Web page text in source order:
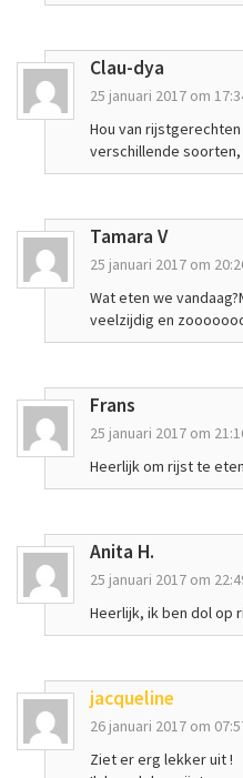
Clau-dya
25 januari 2017 om
Hou van
verschillende
Tamara V
25 januari 2017 om
Wat eten we
veelzijdig en
Frans
25 januari 2017 om
Heerlijk om rijst te
Anita H.
25 januari 2017 om
Heerlijk, ik ben dol op
jacqueline
26 januari 2017 om
Ziet er erg lekker uit !